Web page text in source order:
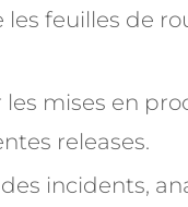
feuilles de
mises en
releases.
incidents,